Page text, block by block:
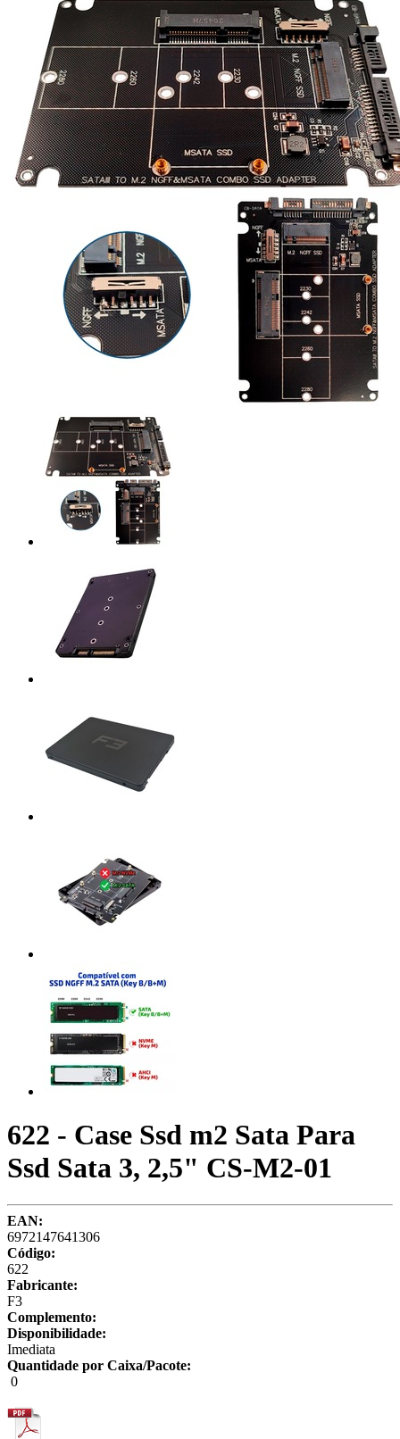
622 - Case Ssd m2 Sata Para
Ssd Sata 3, 2,5" CS-M2-01
EAN:
6972147641306
Código:
622
Fabricante:
F3
Complemento:
Disponibilidade:
Imediata
Quantidade por Caixa/Pacote:
0